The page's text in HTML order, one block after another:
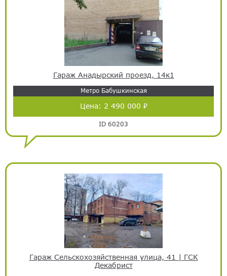
Гараж Анадырский проезд, 14к1
Метро Бабушкинская
Цена: 2 490 000 ₽
ID 60203
Гараж Сельскохозяйственная улица, 41 | ГСК
Декабрист